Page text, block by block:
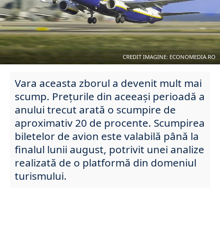
CREDIT IMAGINE: ECONOMEDIA.RO
Vara aceasta zborul a devenit mult mai
scump. Prețurile din aceeași perioadă a
anului trecut arată o scumpire de
aproximativ 20 de procente. Scumpirea
biletelor de avion este valabilă până la
finalul lunii august, potrivit unei analize
realizată de o platformă din domeniul
turismului.